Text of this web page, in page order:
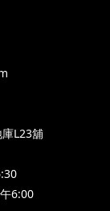
L23舖
6:00